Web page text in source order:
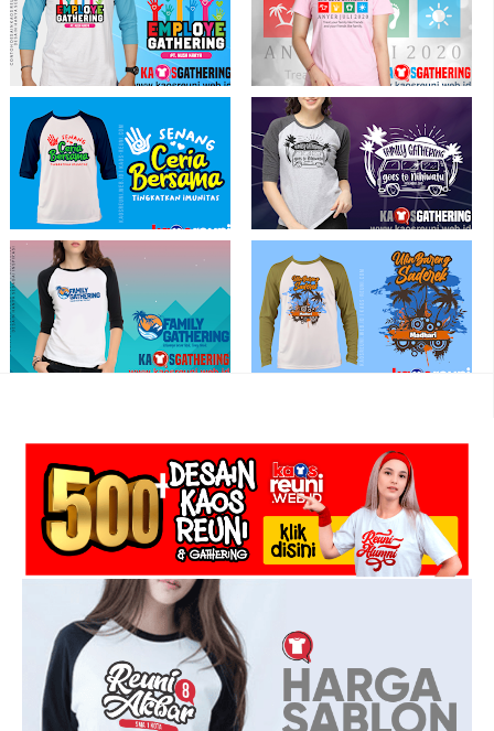
Kaos Employe Gathering
Karyawan PT Kaos Gathering - Kaos
Family Gathering - Kaos Employe
Gathering
Your Friends Like Family Contoh Kaos
Gathering - Kaos Family Gathering -
Kaos Employe Gathering
Kaos Gathering Senang Ceria
Bersama Tingkatkan Imunitas
Goes To Nihiwatu Kaos Gathering -
Kaos Family Gathering - Kaos
Employe Gathering